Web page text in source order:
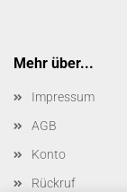
Mehr über...
Impressum
AGB
Konto
Rückruf